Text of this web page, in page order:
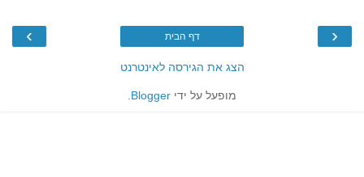
‹
› דף הבית
הצג את הגירסה לאינטרנט
מופעל על ידי Blogger
.